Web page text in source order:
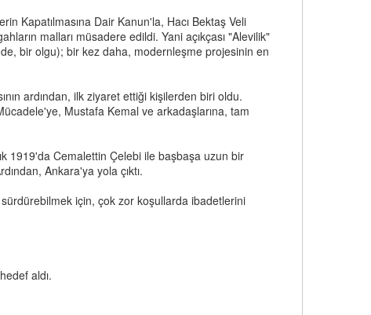
Kapatılmasına Dair Kanun'la, Hacı Bektaş Veli
malları müsadere edildi. Yani açıkçası "Alevilik"
bir olgu); bir kez daha, modernleşme projesinin en
ardından, ilk ziyaret ettiği kişilerden biri oldu.
Mustafa Kemal ve arkadaşlarına, tam
1919'da Cemalettin Çelebi ile başbaşa uzun bir
Ankara'ya yola çıktı.
için, çok zor koşullarda ibadetlerini
aldı.